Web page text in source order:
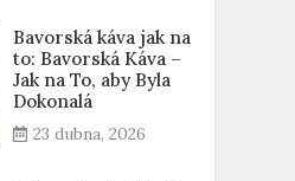
Bavorská káva jak na
to: Bavorská Káva –
Jak na To, aby Byla
Dokonalá
23 dubna, 2026